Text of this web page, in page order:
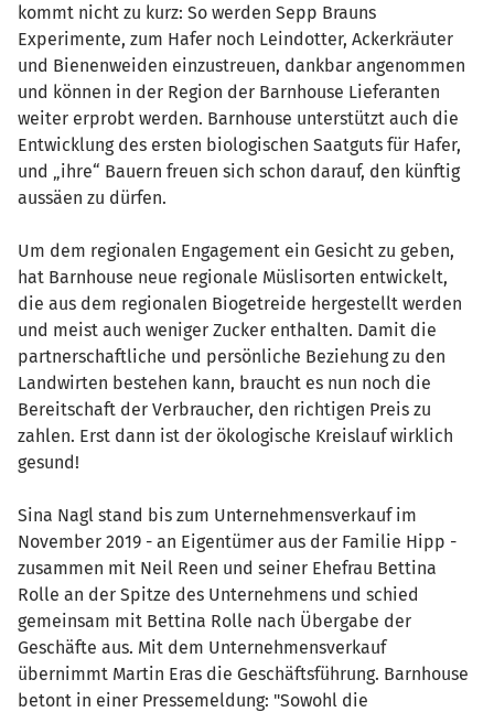
kommt nicht zu kurz: So werden Sepp Brauns
Experimente, zum Hafer noch Leindotter, Ackerkräuter
und Bienenweiden einzustreuen, dankbar angenommen
und können in der Region der Barnhouse Lieferanten
weiter erprobt werden. Barnhouse unterstützt auch die
Entwicklung des ersten biologischen Saatguts für Hafer,
und „ihre“ Bauern freuen sich schon darauf, den künftig
aussäen zu dürfen.
Um dem regionalen Engagement ein Gesicht zu geben,
hat Barnhouse neue regionale Müslisorten entwickelt,
die aus dem regionalen Biogetreide hergestellt werden
und meist auch weniger Zucker enthalten. Damit die
partnerschaftliche und persönliche Beziehung zu den
Landwirten bestehen kann, braucht es nun noch die
Bereitschaft der Verbraucher, den richtigen Preis zu
zahlen. Erst dann ist der ökologische Kreislauf wirklich
gesund!
Sina Nagl stand bis zum Unternehmensverkauf im
November 2019 - an Eigentümer aus der Familie Hipp -
zusammen mit Neil Reen und seiner Ehefrau Bettina
Rolle an der Spitze des Unternehmens und schied
gemeinsam mit Bettina Rolle nach Übergabe der
Geschäfte aus. Mit dem Unternehmensverkauf
übernimmt Martin Eras die Geschäftsführung. Barnhouse
betont in einer Pressemeldung: "Sowohl die